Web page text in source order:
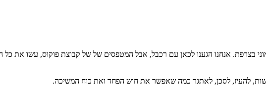
דה מידי", מעל העיר שמוני בצרפת. אנחנו הגענו לכאן עם רכבל, אבל המטפסים של של קבוצת פוקוס,
להעיז, לסכן, לאתגר כמה שאפשר את חוש הפחד ואת כוח המשיכה.